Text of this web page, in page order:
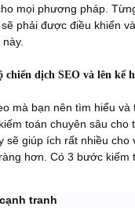
mọi phương pháp.
phải được điều khiển
chiến dịch SEO và lên kế
mà bạn nên tìm hiểu
toán chuyên sâu cho
sẽ giúp ích rất nhiều
hơn. Có 3 bước kiếm
tranh